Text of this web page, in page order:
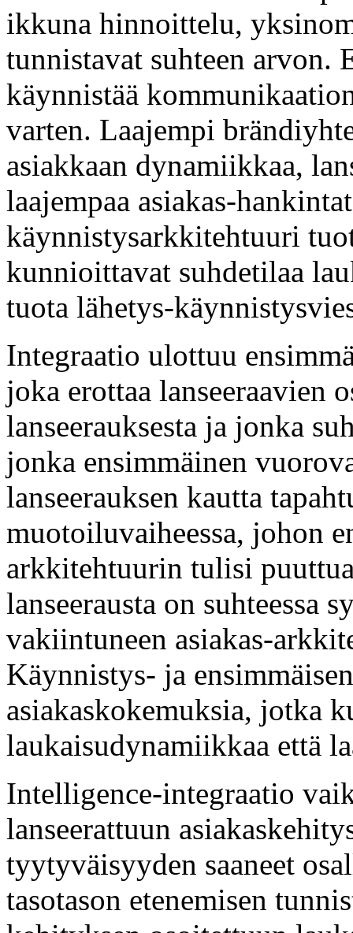
ikkuna hinnoittelu,
tunnistavat suhteen arvon.
käynnistää
varten. Laajempi
asiakkaan dynamiikkaa,
laajempaa asiakas-
käynnistysarkkitehtuuri
kunnioittavat suhdetilaa
tuota lähetys-
Integraatio ulottuu
joka erottaa lanseeraavien
lanseerauksesta ja jonka
jonka ensimmäinen
lanseerauksen kautta
muotoiluvaiheessa, johon
arkkitehtuurin tulisi
lanseerausta on suhteessa
vakiintuneen asiakas-
Käynnistys- ja
asiakaskokemuksia, jotka
laukaisudynamiikkaa että
Intelligence-integraatio
lanseerattuun
tyytyväisyyden saaneet
tasotason etenemisen